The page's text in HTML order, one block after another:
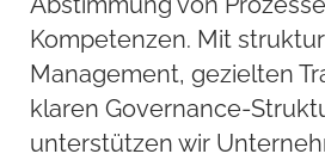
Abstimmung von
Kompetenzen. Mit
Management, gezielten
klaren Governance-
unterstützen wir